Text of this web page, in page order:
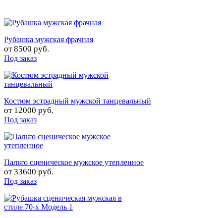
Рубашка мужская фрачная
от8500 руб.
Под заказ
Костюм эстрадный мужской танцевальный
от 12000 руб.
Под заказ
Пальто сценическое мужское утепленное
от33600 руб.
Под заказ